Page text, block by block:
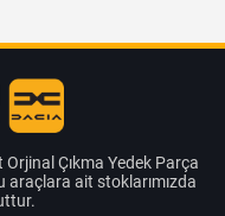
Çıkma Yedek Parça
araçlara ait stoklarımızda